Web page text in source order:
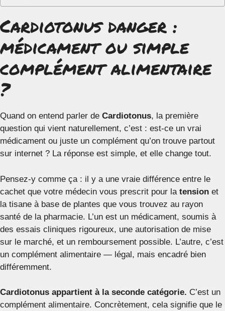
Cardiotonus danger :
médicament ou simple
complément alimentaire
?
Quand on entend parler de Cardiotonus, la première
question qui vient naturellement, c’est : est-ce un vrai
médicament ou juste un complément qu’on trouve partout
sur internet ? La réponse est simple, et elle change tout.
Pensez-y comme ça : il y a une vraie différence entre le
cachet que votre médecin vous prescrit pour la tension et
la tisane à base de plantes que vous trouvez au rayon
santé de la pharmacie. L’un est un médicament, soumis à
des essais cliniques rigoureux, une autorisation de mise
sur le marché, et un remboursement possible. L’autre, c’est
un complément alimentaire — légal, mais encadré bien
différemment.
Cardiotonus appartient à la seconde catégorie. C’est un
complément alimentaire. Concrètement, cela signifie que le